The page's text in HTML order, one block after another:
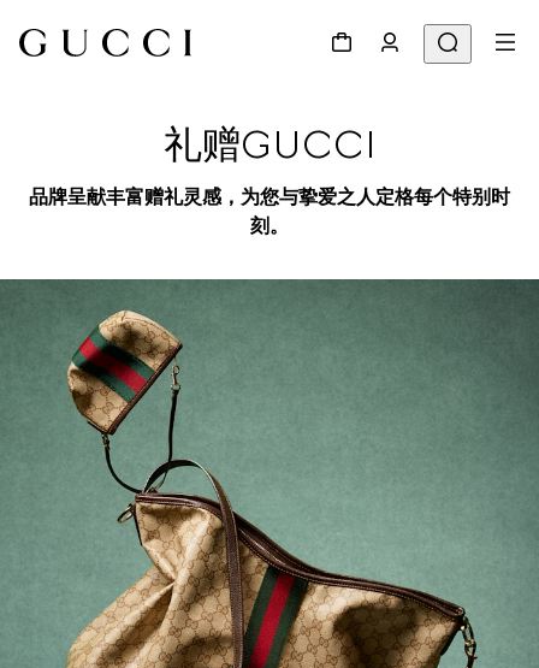
礼赠GUCCI
品牌呈献丰富赠礼灵感，为您与挚爱之人定格每个特别时
刻。